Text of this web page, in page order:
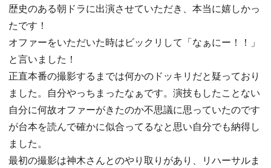
歴史のある朝ドラに出演させていただき、本当に嬉しかっ
たです！
オファーをいただいた時はビックリして「なぁにー！！」
と言いました！
正直本番の撮影するまでは何かのドッキリだと疑っており
ました。自分やっちまったなぁです。演技もしたことない
自分に何故オファーがきたのか不思議に思っていたのです
が台本を読んで確かに似合ってるなと思い自分でも納得し
ました。
最初の撮影は神木さんとのやり取りがあり、リハーサルま